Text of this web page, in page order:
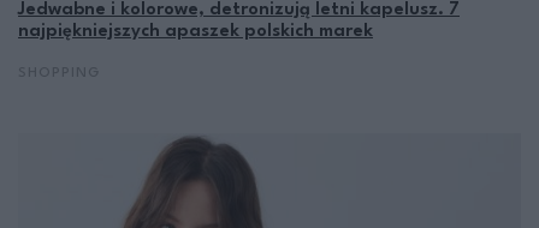
Jedwabne i kolorowe, detronizują letni kapelusz. 7
najpiękniejszych apaszek polskich marek